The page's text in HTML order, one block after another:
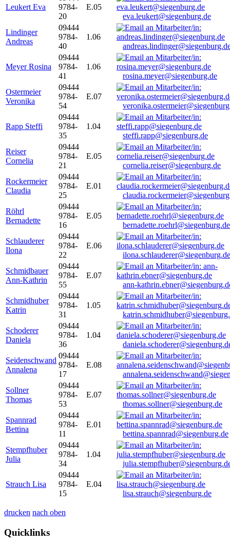
Leukert Eva
9784-
20
E.05
eva.leukert@siegenburg.de
Lindinger
Andreas
09444
9784-
40
1.06
Meyer Rosina
09444
9784-
41
1.06
rosina.meyer@siegenburg.de
Ostermeier
Veronika
09444
9784-
54
E.07
Rapp Steffi
09444
9784-
35
1.04
steffi.rapp@siegenburg.de
Reiser
Cornelia
09444
9784-
21
E.05
cornelia.reiser@siegenburg.de
Rockermeier
Claudia
09444
9784-
25
E.01
Röhrl
Bernadette
09444
9784-
16
E.05
bernadette.roehrl@siegenburg.de
Schlauderer
Ilona
09444
9784-
22
E.06
ilona.schlauderer@siegenburg.de
Schmidbauer
Ann-Kathrin
09444
9784-
55
E.07
ann-
Schmidhuber
Katrin
09444
9784-
31
1.05
Schoderer
Daniela
09444
9784-
36
1.04
Seidenschwand
Annalena
09444
9784-
17
E.08
Sollner
Thomas
09444
9784-
53
E.07
thomas.sollner@siegenburg.de
Spannrad
Bettina
09444
9784-
11
E.01
bettina.spannrad@siegenburg.de
Stempfhuber
Julia
09444
9784-
34
1.04
Strauch Lisa
09444
9784-
15
E.04
lisa.strauch@siegenburg.de
drucken nach oben
Quicklinks